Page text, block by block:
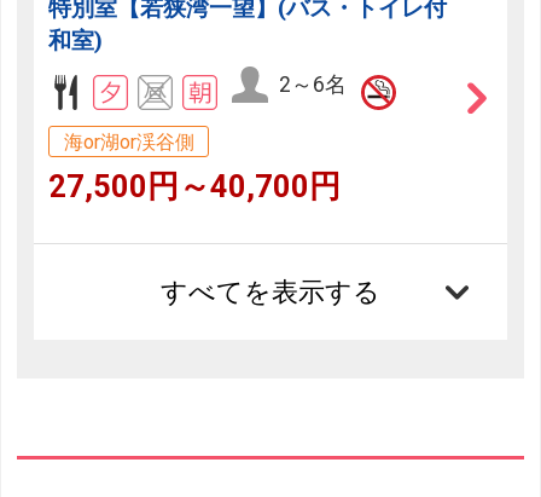
特別室【若狭湾一望】(バス・トイレ付
和室)
2～6名
海or湖or渓谷側
27,500円～40,700円
すべてを表示する